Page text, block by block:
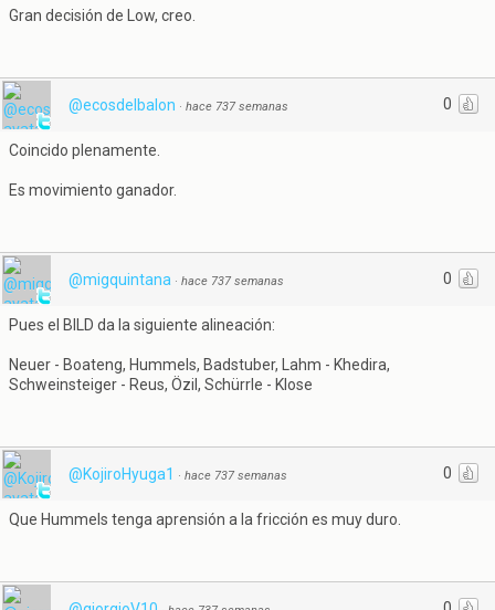
Gran decisión de Low, creo.
0
@ecosdelbalon · hace 737 semanas
Coincido plenamente.
Es movimiento ganador.
0
@migquintana · hace 737 semanas
Pues el BILD da la siguiente alineación:
Neuer - Boateng, Hummels, Badstuber, Lahm - Khedira,
Schweinsteiger - Reus, Özil, Schürrle - Klose
0
@KojiroHyuga1 · hace 737 semanas
Que Hummels tenga aprensión a la fricción es muy duro.